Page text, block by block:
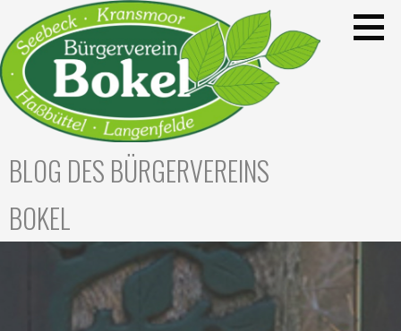
Inhalt
springen
BLOG DES BÜRGERVEREINS
BOKEL